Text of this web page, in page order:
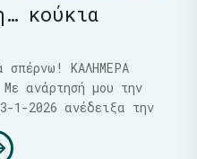
κούκια
σπέρνω! ΚΑΛΗΜΕΡΑ
ανάρτησή μου την
1-2026 ανέδειξα την